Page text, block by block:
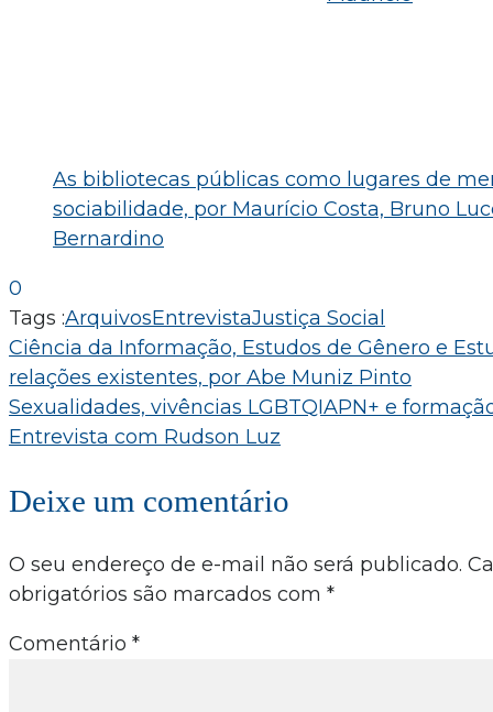
As bibliotecas públicas como lugares de
sociabilidade, por Maurício Costa, Bruno
Bernardino
0
Tags :ArquivosEntrevistaJustiça Social
Navegação
de
Post
Ciência da Informação, Estudos de Gênero e
relações existentes, por Abe Muniz Pinto
Sexualidades, vivências LGBTQIAPN+ e
Entrevista com Rudson Luz
Deixe um comentário
O seu endereço de e-mail não será publicado.
obrigatórios são marcados com *
Comentário *